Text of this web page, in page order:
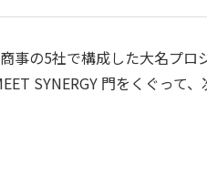
の5社で構成した大名プロ
SYNERGY 門をくぐって